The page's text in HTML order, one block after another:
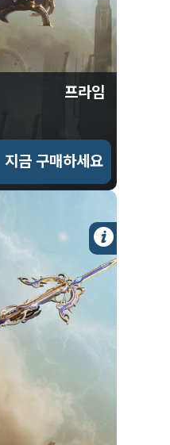
프라임
지금 구매하세요
- 밝음
$
79
.99
USD